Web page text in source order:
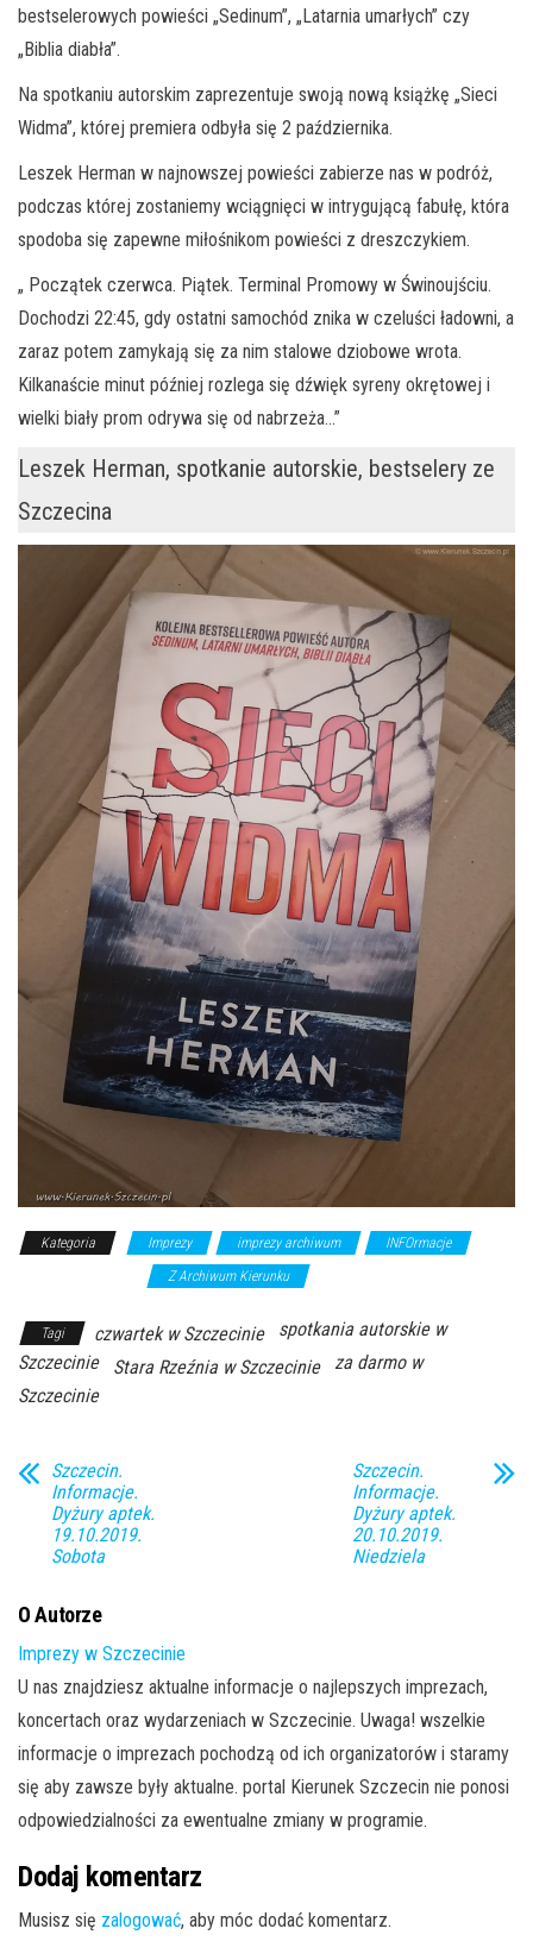
bestselerowych powieści „Sedinum”, „Latarnia umarłych” czy
„Biblia diabła”.
Na spotkaniu autorskim zaprezentuje swoją nową książkę „Sieci
Widma”, której premiera odbyła się 2 października.
Leszek Herman w najnowszej powieści zabierze nas w podróż,
podczas której zostaniemy wciągnięci w intrygującą fabułę, która
spodoba się zapewne miłośnikom powieści z dreszczykiem.
„ Początek czerwca. Piątek. Terminal Promowy w Świnoujściu.
Dochodzi 22:45, gdy ostatni samochód znika w czeluści ładowni, a
zaraz potem zamykają się za nim stalowe dziobowe wrota.
Kilkanaście minut później rozlega się dźwięk syreny okrętowej i
wielki biały prom odrywa się od nabrzeża…”
Leszek Herman, spotkanie autorskie, bestselery ze
Szczecina
Kategoria Imprezy imprezy archiwum
INFOrmacje
Z Archiwum Kierunku
Tagi czwartek w Szczecinie
spotkania autorskie w
Szczecinie
Stara Rzeźnia w Szczecinie
za darmo w
Szczecinie
Szczecin.
Informacje.
Dyżury aptek.
19.10.2019.
Sobota
Szczecin.
Informacje.
Dyżury aptek.
20.10.2019.
Niedziela
O Autorze
Imprezy w Szczecinie
U nas znajdziesz aktualne informacje o najlepszych imprezach,
koncertach oraz wydarzeniach w Szczecinie. Uwaga! wszelkie
informacje o imprezach pochodzą od ich organizatorów i staramy
się aby zawsze były aktualne. portal Kierunek Szczecin nie ponosi
odpowiedzialności za ewentualne zmiany w programie.
Dodaj komentarz
Musisz się zalogować, aby móc dodać komentarz.